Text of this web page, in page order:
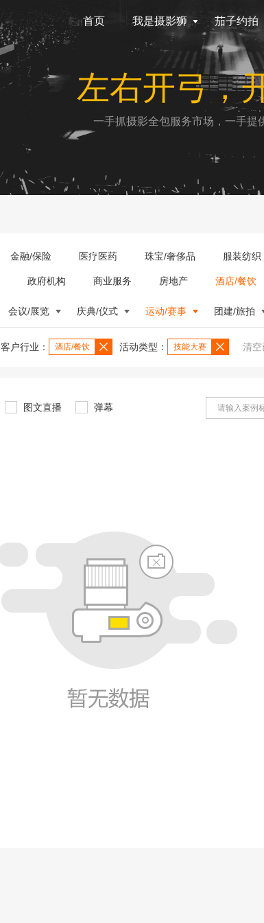
首页 我是摄影狮 茄子约拍
左右开弓，
一手抓摄影全包服务市场，一手提
金融/保险 医疗医药 珠宝/奢侈品 服装纺织
政府机构 商业服务 房地产 酒店/餐饮
会议/展览 庆典/仪式 运动/赛事 团建/旅拍
客户行业： 酒店/餐饮 活动类型： 技能大赛 清空
图文直播 弹幕